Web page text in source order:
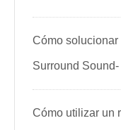
Cómo
Surround
Cómo utilizar un